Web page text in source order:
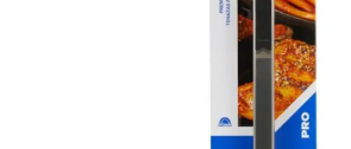
₪110